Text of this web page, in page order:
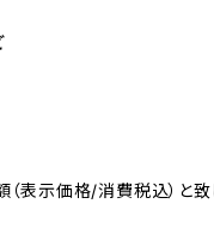
表示価格/消費税込）と致